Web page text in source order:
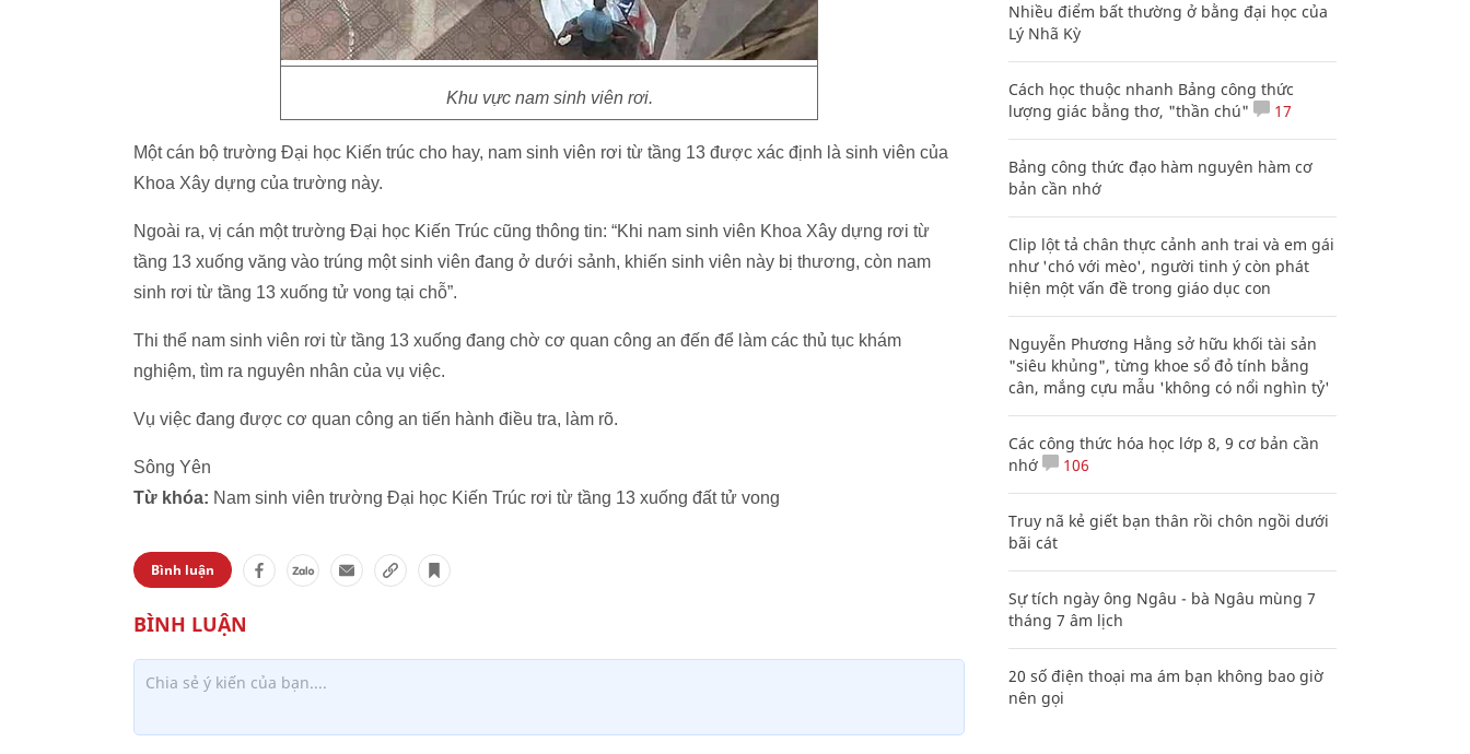
Khu vực nam sinh viên rơi.
Một cán bộ trường Đại học Kiến trúc cho hay, nam sinh viên rơi từ tầng 13 được xác định là sinh viên của
Khoa Xây dựng của trường này.
Ngoài ra, vị cán một trường Đại học Kiến Trúc cũng thông tin: “Khi nam sinh viên Khoa Xây dựng rơi từ
tầng 13 xuống văng vào trúng một sinh viên đang ở dưới sảnh, khiến sinh viên này bị thương, còn nam
sinh rơi từ tầng 13 xuống tử vong tại chỗ”.
Thi thể nam sinh viên rơi từ tầng 13 xuống đang chờ cơ quan công an đến để làm các thủ tục khám
nghiệm, tìm ra nguyên nhân của vụ việc.
Vụ việc đang được cơ quan công an tiến hành điều tra, làm rõ.
Sông Yên
Từ khóa: Nam sinh viên trường Đại học Kiến Trúc rơi từ tầng 13 xuống đất tử vong
Bình luận
Nhiều điểm bất thường ở bằng đại học của
Lý Nhã Kỳ
Cách học thuộc nhanh Bảng công thức
lượng giác bằng thơ, "thần chú"
17
Bảng công thức đạo hàm nguyên hàm cơ
bản cần nhớ
Clip lột tả chân thực cảnh anh trai và em gái
như 'chó với mèo', người tinh ý còn phát
hiện một vấn đề trong giáo dục con
Nguyễn Phương Hằng sở hữu khối tài sản
"siêu khủng", từng khoe sổ đỏ tính bằng
cân, mắng cựu mẫu 'không có nổi nghìn tỷ'
Các công thức hóa học lớp 8, 9 cơ bản cần
nhớ
106
Truy nã kẻ giết bạn thân rồi chôn ngồi dưới
bãi cát
Sự tích ngày ông Ngâu - bà Ngâu mùng 7
tháng 7 âm lịch
20 số điện thoại ma ám bạn không bao giờ
nên gọi